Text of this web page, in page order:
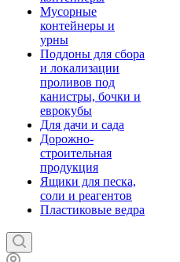
Мусорные
контейнеры и
урны
Поддоны для сбора
и локализации
проливов под
канистры, бочки и
еврокубы
Для дачи и сада
Дорожно-
строительная
продукция
Ящики для песка,
соли и реагентов
Пластиковые ведра